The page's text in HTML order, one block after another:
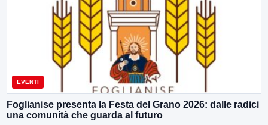
EVENTI
Foglianise presenta la Festa del Grano 2026: dalle radici
una comunità che guarda al futuro